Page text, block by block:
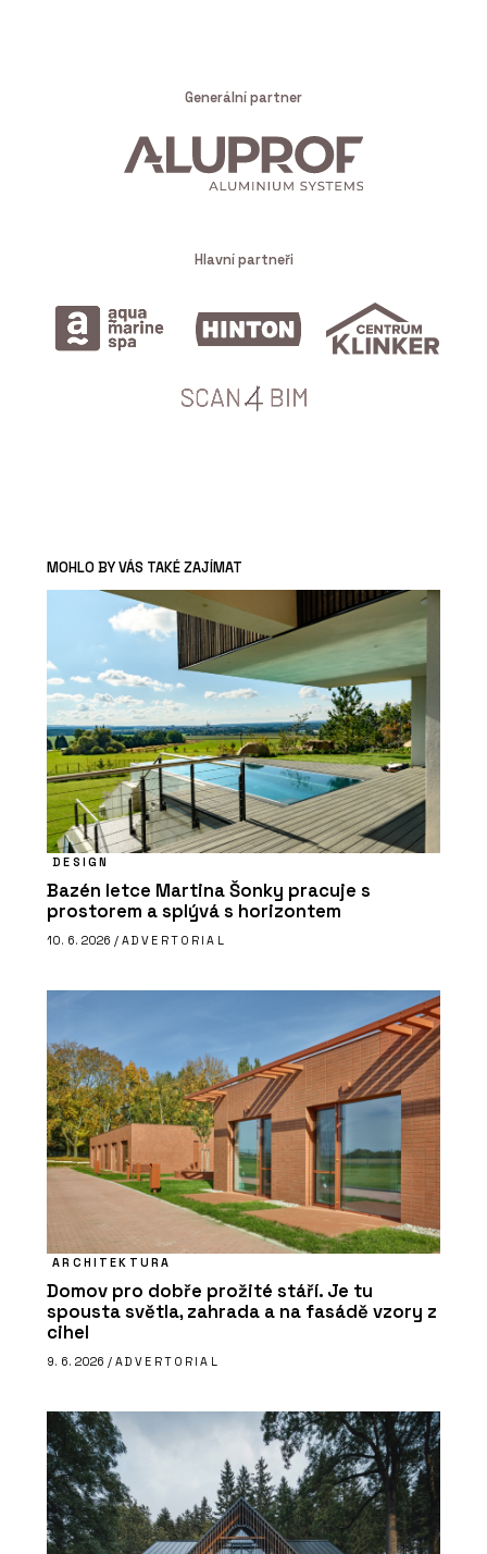
Generální partner
Hlavní partneři
MOHLO BY VÁS TAKÉ ZAJÍMAT
DESIGN
Bazén letce Martina Šonky pracuje s
prostorem a splývá s horizontem
10. 6. 2026 / ADVERTORIAL
ARCHITEKTURA
Domov pro dobře prožité stáří. Je tu
spousta světla, zahrada a na fasádě vzory z
cihel
9. 6. 2026 / ADVERTORIAL